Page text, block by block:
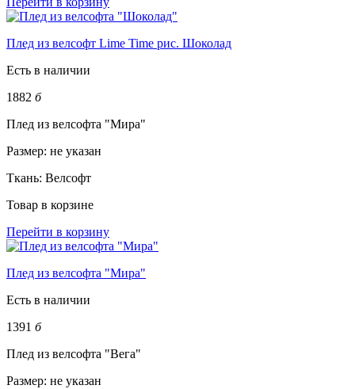
Плед из велсофт Lime Time рис. Шоколад
Есть в наличии
1882 б
Плед из велсофта "Мира"
Размер: не указан
Ткань: Велсофт
Товар в корзине
Перейти в корзину
Плед из велсофта "Мира"
Есть в наличии
1391 б
Плед из велсофта "Вега"
Размер: не указан